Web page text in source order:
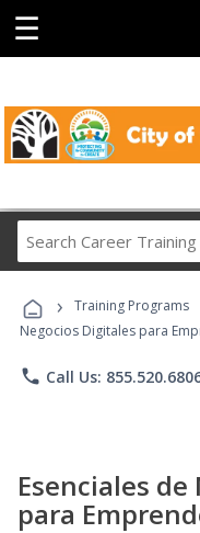
☰
› Training Programs
Negocios Digitales para
phone Call Us:
Esenciales
para